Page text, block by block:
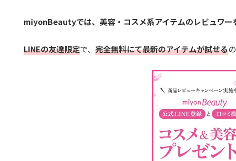
miyonBeautyでは、美容・コスメ系アイテムのレビュワー
LINEの友達限定で、 完全無料にて最新のアイテムが試せる